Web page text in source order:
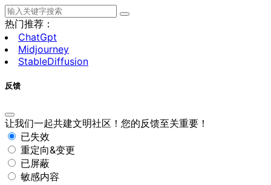
热门推荐：
ChatGpt
Midjourney
StableDiffusion
反馈
让我们一起共建文明社区！您的反馈至关重要！
已失效
重定向&变更
已屏蔽
敏感内容